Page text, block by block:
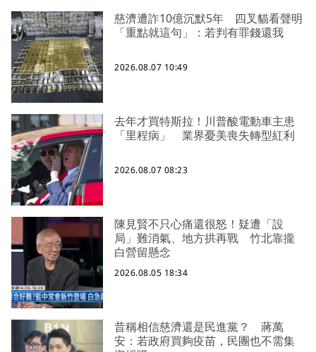
慈濟遭詐10億沉默5年 四叉貓看聲明
「重點就這句」：若判有罪錢還我
2026.08.07 10:49
去年才買特斯拉！川普酸電動車主患
「里程病」 業界憂美喪失轉型紅利
2026.08.07 08:23
陳見賢不只心痛還很怒！疑遭「設
局」難消氣、地方拱再戰 竹北靠攏
白營留懸念
2026.08.05 18:34
昔稱相信慈濟還是民進黨？ 蔣萬
安：若政府買夠疫苗，民團也不需集